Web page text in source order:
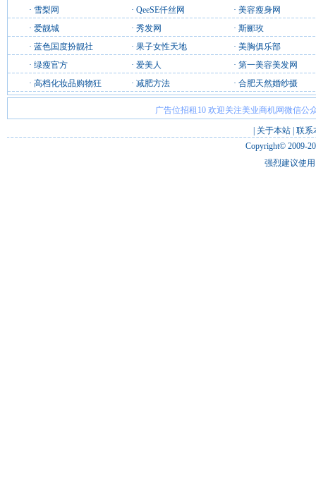
· 雪梨网 · QeeSE仟丝网 · 美容瘦身网
· 爱靓城 · 秀发网 · 斯郦玫
· 蓝色国度扮靓社 · 果子女性天地 · 美胸俱乐部
· 绿瘦官方 · 爱美人 · 第一美容美发网
· 高档化妆品购物狂 · 减肥方法 · 合肥天然婚纱摄
广告位招租10 欢迎关注美业商机网微信公
关于本站 联系
Copyright© 2009-
强烈建议使